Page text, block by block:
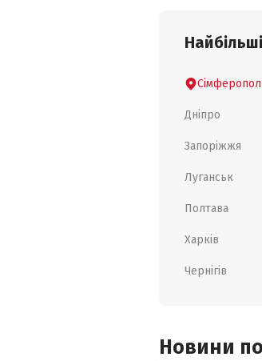
Дніпро
Запоріжжя
Луганськ
Полтава
Харків
Чернігів
Новини